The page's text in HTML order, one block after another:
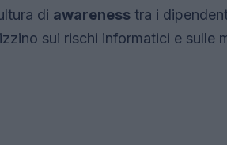
di awareness tra i
sui rischi informatici e sulle